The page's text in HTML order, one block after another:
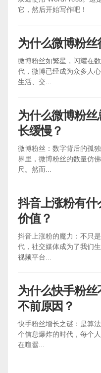
它，然后开始写作吧！
为什么微博粉丝
微博粉丝如繁星，闪耀在
代，微博已经成为众多人
生活、交...
为什么微博粉
长缓慢？
微博粉丝：数字背后的孤
界里，微博粉丝的数量仿
尺。然而...
抖音上涨粉有什
价值？
抖音上涨粉的魔力：不只
代，社交媒体成为了我们
视频平台...
为什么快手粉
不前原因？
快手粉丝增长之谜：是算
个信息爆炸的时代，每个
在喧嚣...